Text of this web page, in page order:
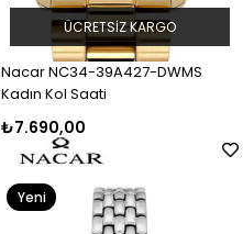
Nacar NC34-39A427-DWMS
Kadın Kol Saati
₺7.690,00
ÜCRETSIZ KARGO
Yeni